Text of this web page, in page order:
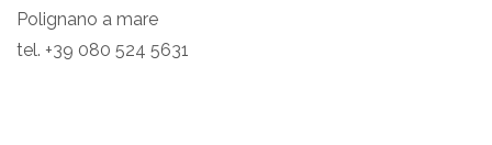
Polignano a mare
tel. +39 080 524 5631